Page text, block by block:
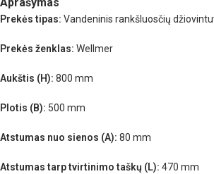
Aprašymas
Prekės tipas: Vandeninis rankšluosčių
Prekės ženklas: Wellmer
Aukštis (H): 800 mm
Plotis (B): 500 mm
Atstumas nuo sienos (A): 80 mm
Atstumas tarp tvirtinimo taškų (L): 470 mm